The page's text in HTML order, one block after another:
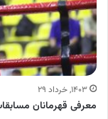
۱۴۰۳, خرداد ۲۹
معرفی قهرمانان